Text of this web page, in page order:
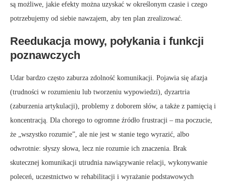
są możliwe, jakie efekty można uzyskać w określonym czasie i czego
potrzebujemy od siebie nawzajem, aby ten plan zrealizować.
Reedukacja mowy, połykania i funkcji
poznawczych
Udar bardzo często zaburza zdolność komunikacji. Pojawia się afazja
(trudności w rozumieniu lub tworzeniu wypowiedzi), dyzartria
(zaburzenia artykulacji), problemy z doborem słów, a także z pamięcią i
koncentracją. Dla chorego to ogromne źródło frustracji – ma poczucie,
że „wszystko rozumie”, ale nie jest w stanie tego wyrazić, albo
odwrotnie: słyszy słowa, lecz nie rozumie ich znaczenia. Brak
skutecznej komunikacji utrudnia nawiązywanie relacji, wykonywanie
poleceń, uczestnictwo w rehabilitacji i wyrażanie podstawowych